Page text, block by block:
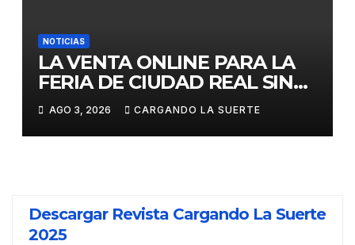
NOTICIAS
LA VENTA ONLINE PARA LA
FERIA DE CIUDAD REAL SIN
GASTOS DE GESTION HASTA
EL DOMINGO
AGO 3, 2026 CARGANDO LA SUERTE
Descargar Revista Cargando La Suerte
2025